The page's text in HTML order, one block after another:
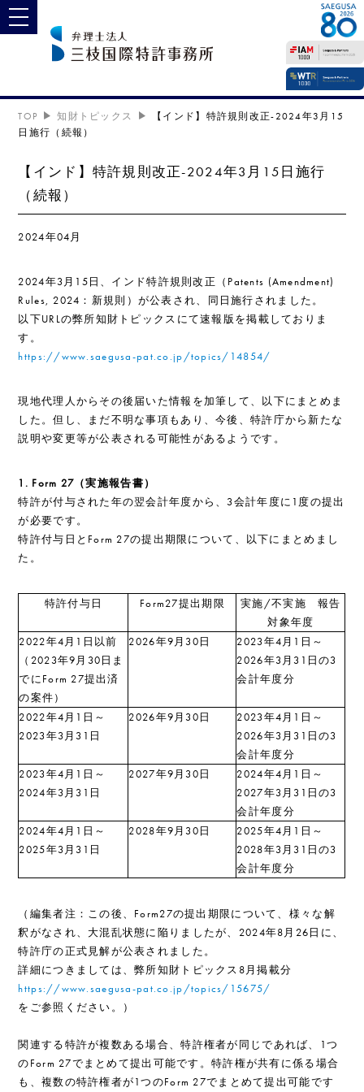
toggle navigation
TOP 知財トピックス
【インド】特許規則改正‐2024年3月15
日施行（続報）
【インド】特許規則改正‐2024年3月15日施行
（続報）
2024年04月
2024年3月15日、インド特許規則改正（Patents (Amendment)
Rules, 2024：新規則）が公表され、同日施行されました。
以下URLの弊所知財トピックスにて速報版を掲載しておりま
す。
https://www.saegusa-pat.co.jp/topics/14854/
現地代理人からその後届いた情報を加筆して、以下にまとめま
した。但し、まだ不明な事項もあり、今後、特許庁から新たな
説明や変更等が公表される可能性があるようです。
1. Form 27（実施報告書）
特許が付与された年の翌会計年度から、3会計年度に1度の提出
が必要です。
特許付与日とForm 27の提出期限について、以下にまとめまし
た。
特許付与日 Form27提出期限
実施/不実施 報告
対象年度
2022年4月1日以前
（2023年9月30日ま
でにForm 27提出済
の案件）
2026年9月30日
2023年4月1日～
2026年3月31日の3
会計年度分
2022年4月1日～
2023年3月31日
2026年9月30日
2023年4月1日～
2026年3月31日の3
会計年度分
2023年4月1日～
2024年3月31日
2027年9月30日
2024年4月1日～
2027年3月31日の3
会計年度分
2024年4月1日～
2025年3月31日
2028年9月30日
2025年4月1日～
2028年3月31日の3
会計年度分
（編集者注：この後、Form27の提出期限について、様々な解
釈がなされ、大混乱状態に陥りましたが、2024年8月26日に、
特許庁の正式見解が公表されました。
詳細につきましては、弊所知財トピックス8月掲載分
https://www.saegusa-pat.co.jp/topics/15675/
をご参照ください。）
関連する特許が複数ある場合、特許権者が同じであれば、1つ
のForm 27でまとめて提出可能です。特許権が共有に係る場合
も、複数の特許権者が1つのForm 27でまとめて提出可能です